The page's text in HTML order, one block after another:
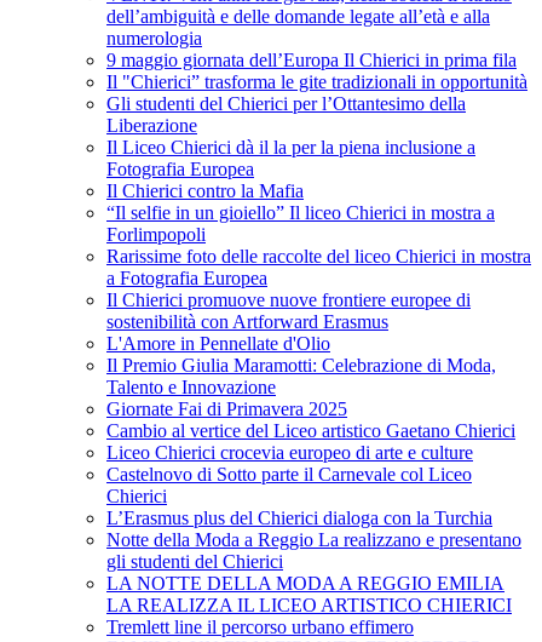
dell’ambiguità e delle domande legate all’età e alla
numerologia
9 maggio giornata dell’Europa Il Chierici in prima fila
Il "Chierici” trasforma le gite tradizionali in opportunità
Gli studenti del Chierici per l’Ottantesimo della
Liberazione
Il Liceo Chierici dà il la per la piena inclusione a
Fotografia Europea
Il Chierici contro la Mafia
“Il selfie in un gioiello” Il liceo Chierici in mostra a
Forlimpopoli
Rarissime foto delle raccolte del liceo Chierici in mostra
a Fotografia Europea
Il Chierici promuove nuove frontiere europee di
sostenibilità con Artforward Erasmus
L'Amore in Pennellate d'Olio
Il Premio Giulia Maramotti: Celebrazione di Moda,
Talento e Innovazione
Giornate Fai di Primavera 2025
Cambio al vertice del Liceo artistico Gaetano Chierici
Liceo Chierici crocevia europeo di arte e culture
Castelnovo di Sotto parte il Carnevale col Liceo
Chierici
L’Erasmus plus del Chierici dialoga con la Turchia
Notte della Moda a Reggio La realizzano e presentano
gli studenti del Chierici
LA NOTTE DELLA MODA A REGGIO EMILIA
LA REALIZZA IL LICEO ARTISTICO CHIERICI
Tremlett line il percorso urbano effimero